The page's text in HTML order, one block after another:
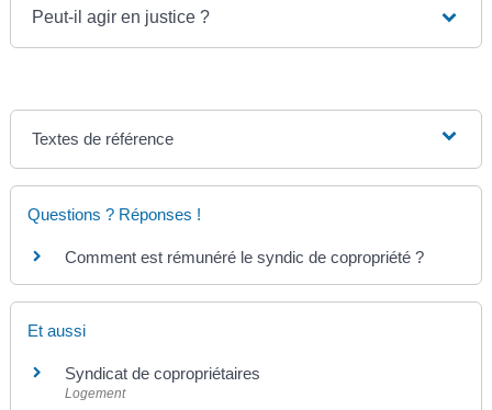
Peut-il agir en justice ?
Textes de référence
Questions ? Réponses !
Comment est rémunéré le syndic de copropriété ?
Et aussi
Syndicat de copropriétaires
Logement